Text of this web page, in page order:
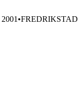
2001 •FREDRIKSTAD